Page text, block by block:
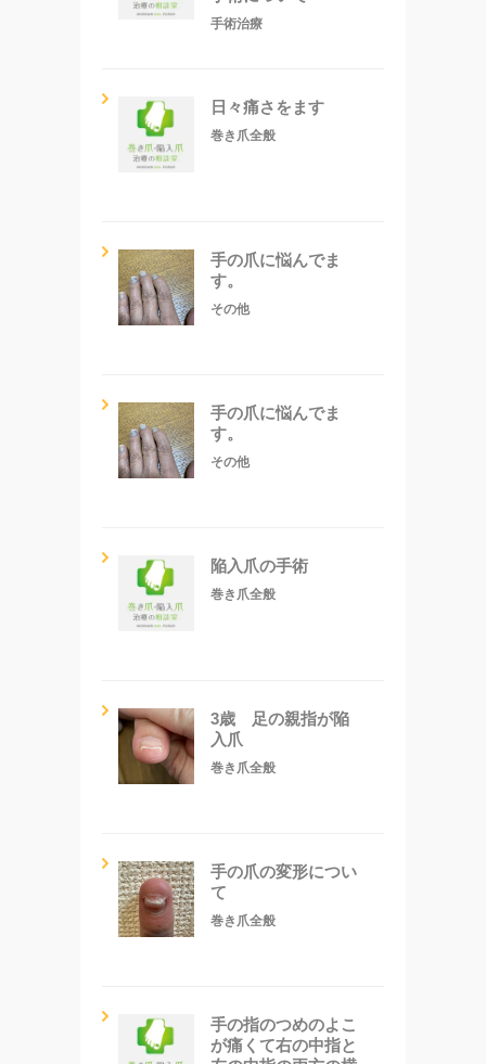
手術治療
日々痛さをます
巻き爪全般
手の爪に悩んでま
す。
その他
手の爪に悩んでま
す。
その他
陥入爪の手術
巻き爪全般
3歳 足の親指が陥
入爪
巻き爪全般
手の爪の変形につい
て
巻き爪全般
手の指のつめのよこ
が痛くて右の中指と